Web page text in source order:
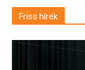
Friss hírek